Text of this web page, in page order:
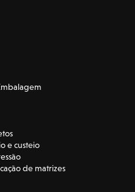
e custeio
de matrizes